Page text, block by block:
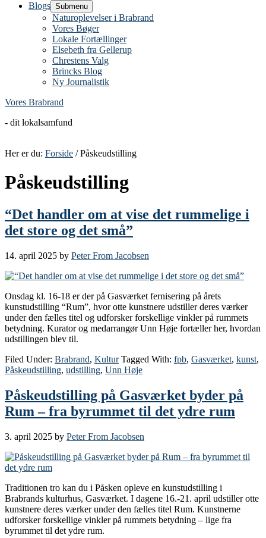
Blogs Submenu
Naturoplevelser i Brabrand
Vores Bøger
Lokale Fortællinger
Elsebeth fra Gellerup
Chrestens Valg
Brincks Blog
Ny Journalistik
Vores Brabrand
- dit lokalsamfund
Her er du: Forside / Påskeudstilling
Påskeudstilling
“Det handler om at vise det rummelige i
det store og det små”
14. april 2025 by Peter From Jacobsen
Onsdag kl. 16-18 er der på Gasværket fernisering på årets
kunstudstilling “Rum”, hvor otte kunstnere udstiller deres værker
under den fælles titel og udforsker forskellige vinkler på rummets
betydning. Kurator og medarrangør Unn Høje fortæller her, hvordan
udstillingen blev til.
Filed Under: Brabrand, Kultur Tagged With: fpb, Gasværket, kunst,
Påskeudstilling, udstilling, Unn Høje
Påskeudstilling på Gasværket byder på
Rum – fra byrummet til det ydre rum
3. april 2025 by Peter From Jacobsen
Traditionen tro kan du i Påsken opleve en kunstudstilling i
Brabrands kulturhus, Gasværket. I dagene 16.-21. april udstiller otte
kunstnere deres værker under den fælles titel Rum. Kunstnerne
udforsker forskellige vinkler på rummets betydning – lige fra
byrummet til det ydre rum.